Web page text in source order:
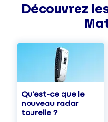
Découvrez
Qu'est-ce que le
nouveau radar
tourelle ?